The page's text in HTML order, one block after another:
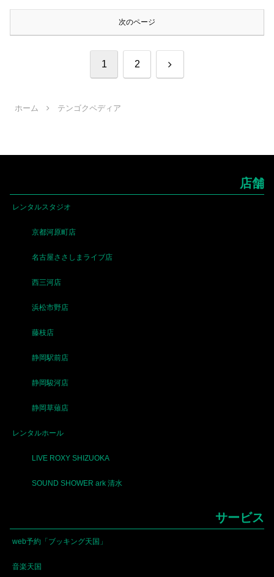
次のページ
1 2 次
ホーム テンゴクペディア
店舗
レンタルスタジオ
京都河原町店
名古屋ささしまライブ店
西三河店
浜松市野店
藤枝店
静岡駅前店
静岡駿河店
静岡草薙店
レンタルホール
LIVE ROXY SHIZUOKA
SOUND SHOWER ark 清水
サービス
web予約「ブッキング天国」
音楽天国